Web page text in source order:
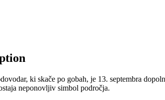
ki skače po gobah, je 13. septembra
neponovljiv simbol področja.